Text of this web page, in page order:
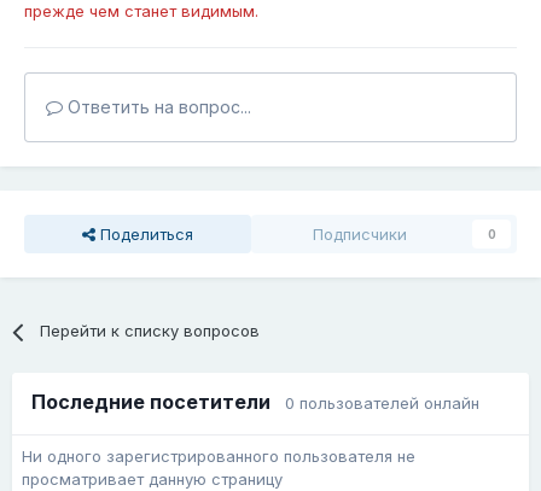
прежде чем станет видимым.
Ответить на вопрос...
Поделиться Подписчики 0
Перейти к списку вопросов
Последние посетители 0 пользователей онлайн
Ни одного зарегистрированного пользователя не
просматривает данную страницу